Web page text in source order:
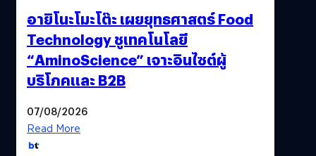
ทำไมถึงต้องเป็น "มัมมี่" ที่ทำหน้าที่เปิดตัวจักรวาลมืด เพราะ
อย่างที่กล่าวเพราะว่าคนแทบทุกมุมโลกน่าจะรู้จักชื่อ"มัมมี่"ดี…
อายิโนะโมะโต๊ะ เผยยุทธศาสตร์ Food
Technology ชูเทคโนโลยี
“AminoScience” เจาะอินไซต์ผู้
บริโภคและ B2B
07/08/2026
Read More